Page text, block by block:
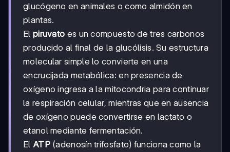
glucógeno en animales o como almidón en
plantas.
El piruvato es un compuesto de tres carbonos
producido al final de la glucólisis. Su estructura
molecular simple lo convierte en una
encrucijada metabólica: en presencia de
oxígeno ingresa a la mitocondria para continuar
la respiración celular, mientras que en ausencia
de oxígeno puede convertirse en lactato o
etanol mediante fermentación.
El ATP(adenosín trifosfato) funciona como la